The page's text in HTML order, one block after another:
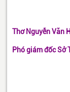
Thơ Nguyễn Văn
Phó giámđốc Sở